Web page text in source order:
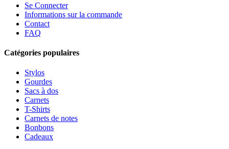
Se Connecter
Informations sur la commande
Contact
FAQ
Catégories populaires
Stylos
Gourdes
Sacs à dos
Carnets
T-Shirts
Carnets de notes
Bonbons
Cadeaux